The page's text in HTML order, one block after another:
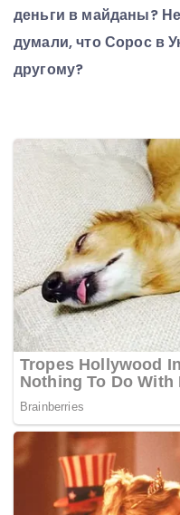
деньги в майданы?
думали, что Сорос в
другому?